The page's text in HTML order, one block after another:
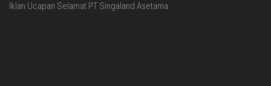
Iklan Ucapan Selamat PT Singaland Asetama